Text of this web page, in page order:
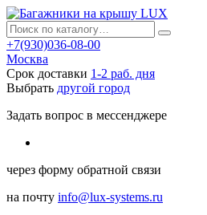
+7(930)036-08-00
Москва
Срок доставки 1-2 раб. дня
Выбрать другой город
Задать вопрос в мессенджере
через форму обратной связи
на почту info@lux-systems.ru